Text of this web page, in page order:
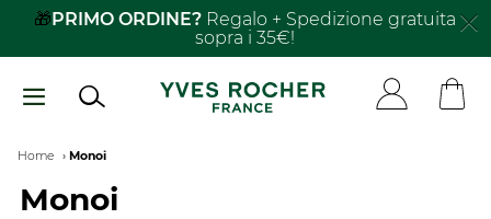
Salta
principale
🎁PRIMO ORDINE? Regalo + Spedizione gratuita
sopra i 35€!
Breadcrumb
Home Monoi
Monoi